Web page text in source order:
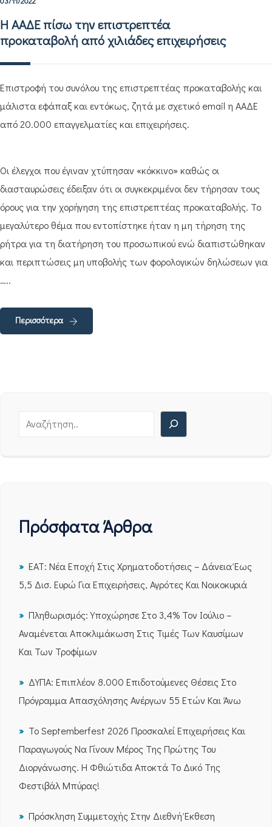
H ΑΑΔΕ πίσω την επιστρεπτέα
προκαταβολή από χιλιάδες επιχειρήσεις
Επιστροφή του συνόλου της επιστρεπτέας προκαταβολής και
μάλιστα εφάπαξ και εντόκως, ζητά με σχετικό email η ΑΑΔΕ
από 20.000 επαγγελματίες και επιχειρήσεις.
Οι έλεγχοι που έγιναν χτύπησαν «κόκκινο» καθώς οι
διασταυρώσεις έδειξαν ότι οι συγκεκριμένοι δεν τήρησαν τους
όρους για την χορήγηση της επιστρεπτέας προκαταβολής. Το
μεγαλύτερο θέμα που εντοπίστηκε ήταν η μη τήρηση της
ρήτρα για τη διατήρηση του προσωπικού ενώ διαπιστώθηκαν
και περιπτώσεις μη υποβολής των φορολογικών δηλώσεων για
…..
Περισσότερα
Πρόσφατα Άρθρα
ΕΑΤ: Νέα Εποχή Στις Χρηματοδοτήσεις – Δάνεια Έως
5,5 Δισ. Ευρώ Για Επιχειρήσεις, Αγρότες Και Νοικοκυριά
Πληθωρισμός: Υποχώρησε Στο 3,4% Τον Ιούλιο –
Αναμένεται Αποκλιμάκωση Στις Τιμές Των Καυσίμων
Και Των Τροφίμων
ΔΥΠΑ: Επιπλέον 8.000 Επιδοτούμενες Θέσεις Στο
Πρόγραμμα Απασχόλησης Ανέργων 55 Ετών Και Άνω
Το Septemberfest 2026 Προσκαλεί Επιχειρήσεις Και
Παραγωγούς Να Γίνουν Μέρος Της Πρώτης Του
Διοργάνωσης. Η Φθιώτιδα Αποκτά Το Δικό Της
Φεστιβάλ Μπύρας!
Πρόσκληση Συμμετοχής Στην Διεθνή Έκθεση